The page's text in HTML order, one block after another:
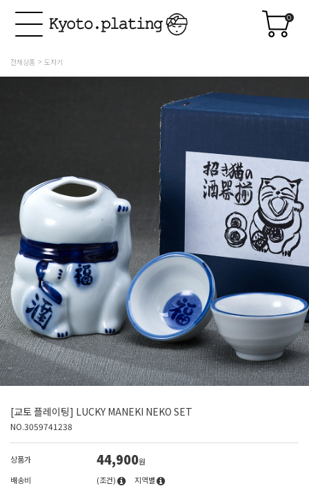
0
전체상품 도자기
[교토 플레이팅] LUCKY MANEKI NEKO SET
NO.3059741238
상품가 44,900원
배송비
(조건) 지역별